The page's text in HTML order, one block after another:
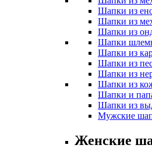
Шапки из
Шапки из
Шапки из
Шапки
Шапки из
Шапки из
Шапки из
Шапки из
Шапки и
Шапки из
Мужские
Женские